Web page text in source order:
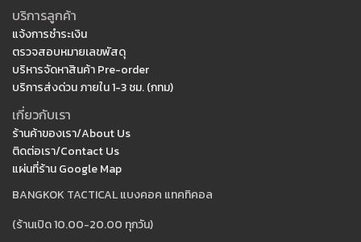
บริการลูกค้า
แจ้งการชำระเงิน
ตรวจสอบหมายเลขพัสดุ
บริหารจัดหาสินค้า Pre-order
บริการส่งด่วน ภายใน 1-3 ชม. (กทม)
เกี่ยวกับเรา
ร้านค้าของเรา/About Us
ติดต่อเรา/Contact Us
แผ่นที่ร้าน Google Map
BANGKOK TACTICAL แบงคอค แทคทิคอล
(ร้านเปิด 10.00-20.00 ทุกวัน)